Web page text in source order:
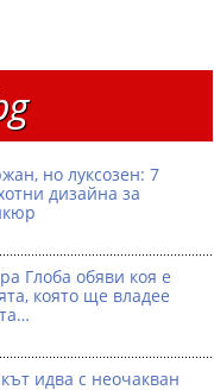
но луксозен: 7
дизайна за
Глоба обяви коя е
която ще владее
идва с неочакван